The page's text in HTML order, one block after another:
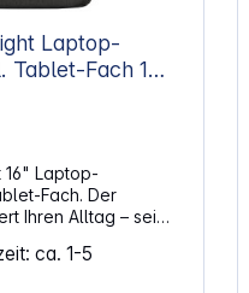
Laptop-
16" Laptop-
Fach. Der
Ihren Alltag – sei
zur Arbeit
präsentiert
minimalistisch,
ca. 1-5